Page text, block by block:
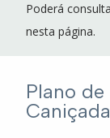
Poderá
nesta página.
Plano